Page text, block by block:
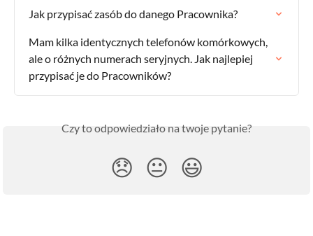
Jak przypisać zasób do danego Pracownika?
Mam kilka identycznych telefonów komórkowych,
ale o różnych numerach seryjnych. Jak najlepiej
przypisać je do Pracowników?
Czy to odpowiedziało na twoje pytanie?
😞 😐 😃